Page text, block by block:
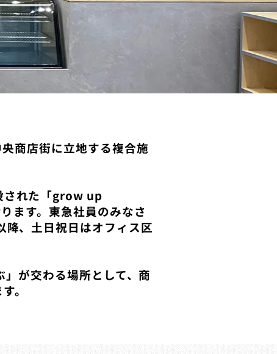
商店街に立地する複合施
された「grow up
ます。東急社員のみなさ
降、土日祝日はオフィス区
が交わる場所として、商
。